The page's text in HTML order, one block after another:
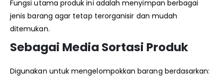
Fungsi utama produk ini adalah menyimpan berbagai
jenis barang agar tetap terorganisir dan mudah
ditemukan.
Sebagai Media Sortasi Produk
Digunakan untuk mengelompokkan barang berdasarkan: